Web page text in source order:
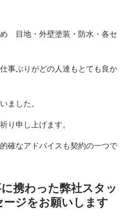
目地・外壁塗装・防水・各セ
事ぶりがどの人達もとても良か
ました。
り申し上げます。
確なアドバイスも契約の一つで
携わった弊社スタッ
ージをお願いします